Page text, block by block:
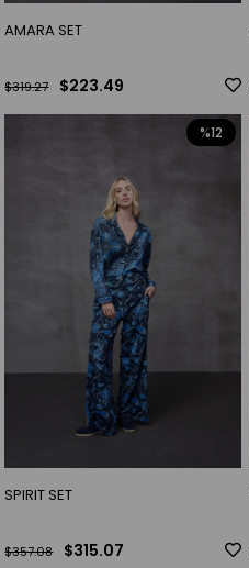
AMARA SET
$223.49
$319.27
SPIRIT SET
$315.07
$357.08
%12